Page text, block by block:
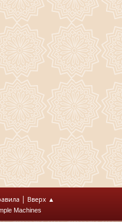
| Вверх ▲
Machines